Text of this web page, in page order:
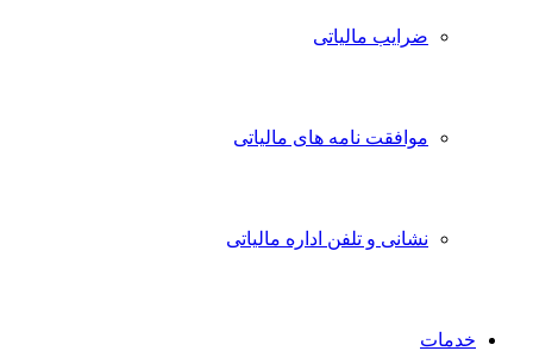
ضرایب مالیاتی
موافقت نامه های مالیاتی
نشانی و تلفن اداره مالیاتی
خدمات